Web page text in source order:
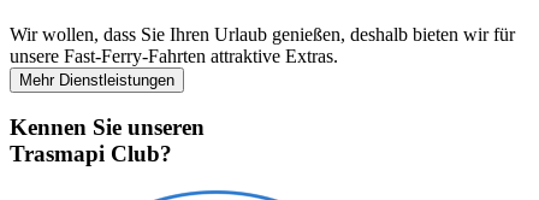
Wir wollen, dass Sie Ihren Urlaub genießen, deshalb bieten wir für
unsere Fast-Ferry-Fahrten attraktive Extras.
Mehr Dienstleistungen
Kennen Sie unseren
Trasmapi Club?